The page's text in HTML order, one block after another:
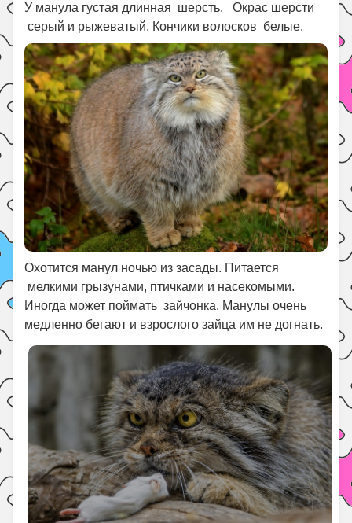
У манула густая длинная шерсть. Окрас шерсти
серый и рыжеватый. Кончики волосков белые.
Охотится манул ночью из засады. Питается
мелкими грызунами, птичками и насекомыми.
Иногда может поймать зайчонка. Манулы очень
медленно бегают и взрослого зайца им не догнать.